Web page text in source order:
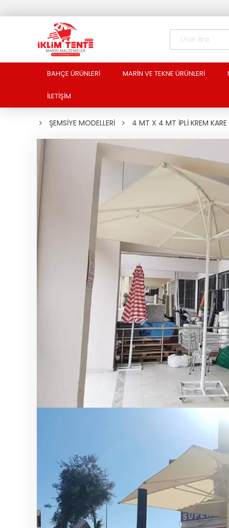
BAHÇE ÜRÜNLERİ MARİN VE TEKNE ÜRÜNLERİ
İLETİŞİM
ŞEMSİYE MODELLERİ 4 MT X 4 MT İPLİ KREM KARE